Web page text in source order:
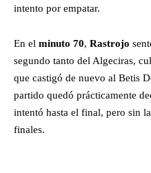
intento por empatar.
En el minuto 70, Rastrojo
segundo tanto del Algeciras,
que castigó de nuevo al Betis
partido quedó prácticamente
intentó hasta el final, pero sin
finales.